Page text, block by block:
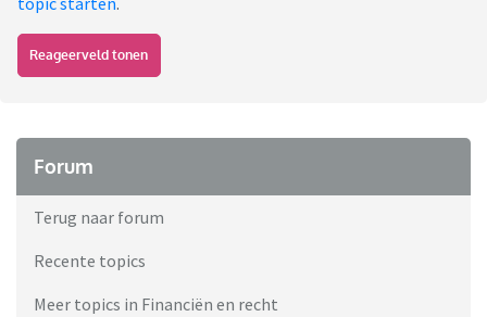
Reageerveld tonen
Forum
Terug naar forum
Recente topics
Meer topics in Financiën en recht